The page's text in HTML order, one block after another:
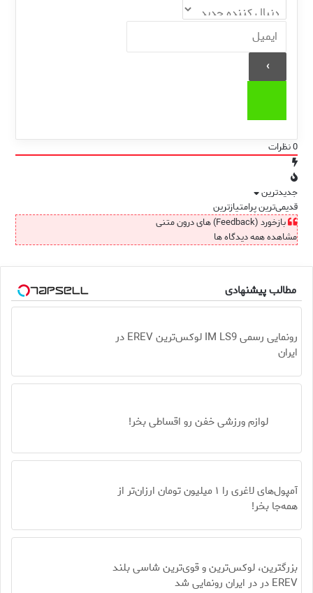
0نظرات
جدیدترین
قدیمی‌ترینپرامتیازترین
بازخورد (Feedback) های درون متنی
مشاهده همه دیدگاه ها
مطالب پیشنهادی
رونمایی رسمی IM LS9 لوکس‌ترین EREV در
ایران
لوازم ورزشی خفن رو اقساطی بخر!
آمپول‌های لاغری را ۱ میلیون تومان ارزان‌تر از
همه‌جا بخر!
بزرگترین، لوکس‌ترین و قوی‌ترین شاسی بلند
EREV در در ایران رونمایی شد